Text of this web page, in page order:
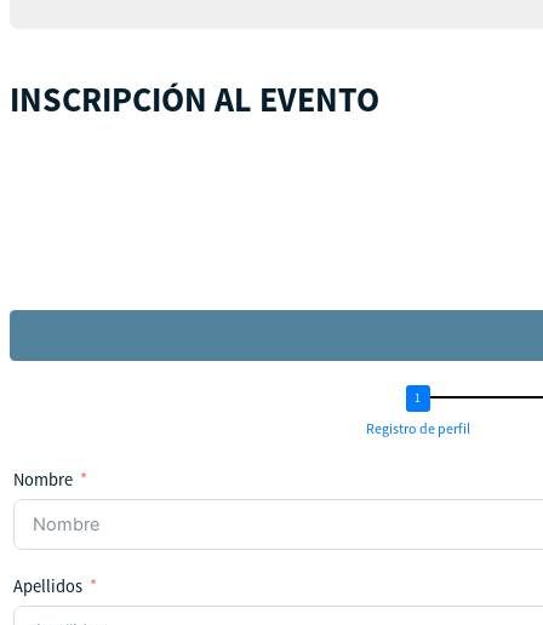
INSCRIPCIÓN AL EVENTO
Registro de perfil
Nombre
Apellidos